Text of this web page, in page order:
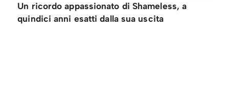
Un ricordo appassionato di Shameless, a
quindici anni esatti dalla sua uscita